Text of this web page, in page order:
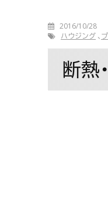
2016/10/28
ハウジング
断熱